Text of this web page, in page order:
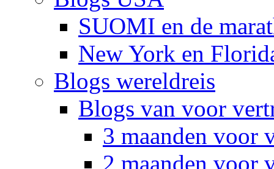
SUOMI en de
New York en
Blogs wereldreis
Blogs van voor
3 maanden voor
2 maanden voor